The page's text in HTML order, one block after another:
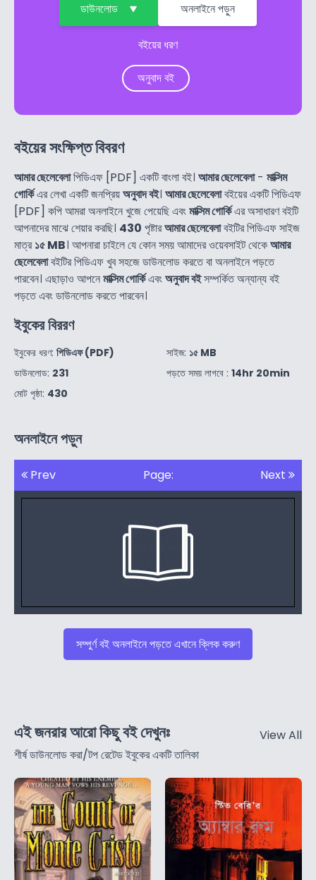
ডাউনলোড অনলাইনে পড়ুন
বইয়ের ধরণ
অনুবাদ বই
বইয়ের সংক্ষিপ্ত বিবরণ
আমার ছেলেবেলাপিডিএফ [PDF] একটি বাংলা বই। আমার ছেলেবেলা- মাক্সিম
গোর্কিএর লেখা একটি জনপ্রিয়অনুবাদ বই। আমার ছেলেবেলাবইয়ের একটি পিডিএফ
[PDF] কপি আমরা অনলাইনে খুজে পেয়েছি এবংমাক্সিম গোর্কিএর অসাধারণ বইটি
আপনাদের মাঝে শেয়ার করছি। 430 পৃষ্টারআমার ছেলেবেলাবইটির পিডিএফ সাইজ
মাত্র১৫ MB। আপনারা চাইলে যে কোন সময় আমাদের ওয়েবসাইট থেকেআমার
ছেলেবেলাবইটির পিডিএফ খুব সহজে ডাউনলোড করতে বা অনলাইনে পড়তে
পারবেন। এছাড়াও আপনেমাক্সিম গোর্কিএবংঅনুবাদ বইসম্পর্কিত অন্যান্য বই
পড়তে এবং ডাউনলোড করতে পারবেন।
ইবুকের বিররণ
ইবুকের ধরণ: পিডিএফ (PDF)
ডাউনলোড: 231
মোট পৃষ্ঠা: 430
সাইজ: ১৫ MB
পড়তে সময় লাগবে : 14hr 20min
অনলাইনে পড়ুন
Prev Page: Next
সম্পুর্ণ বই অনলাইনে পড়তে এখানে ক্লিক করুণ
এই জনরার আরো কিছু বই দেখুনঃ
শীর্ষ ডাউনলোড করা/টপ রেটেড ইবুকের একটি তালিকা
View All